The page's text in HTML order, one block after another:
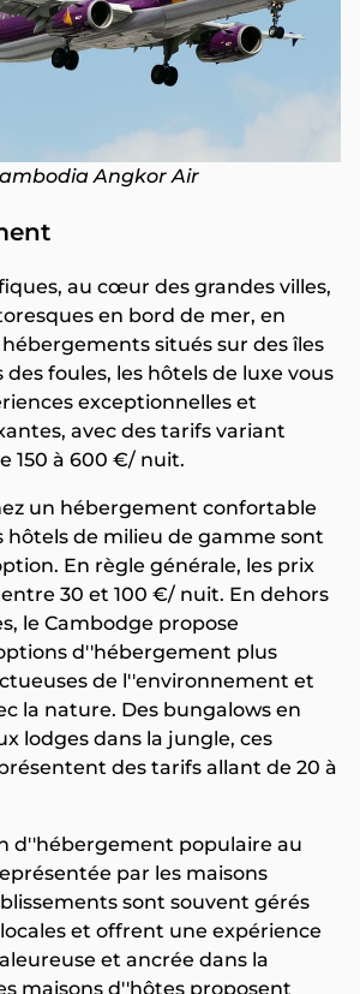
Angkor Air
au cœur des grandes villes,
en bord de mer, en
situés sur des îles
des foules, les hôtels de luxe vous
exceptionnelles et
avec des tarifs variant
150 à 600 €/ nuit.
un hébergement confortable
hôtels de milieu de gamme sont
En règle générale, les prix
30 et 100 €/ nuit. En dehors
le Cambodge propose
d''hébergement plus
de l''environnement et
la nature. Des bungalows en
lodges dans la jungle, ces
des tarifs allant de 20 à
d''hébergement populaire au
par les maisons
sont souvent gérés
et offrent une expérience
et ancrée dans la
maisons d''hôtes proposent